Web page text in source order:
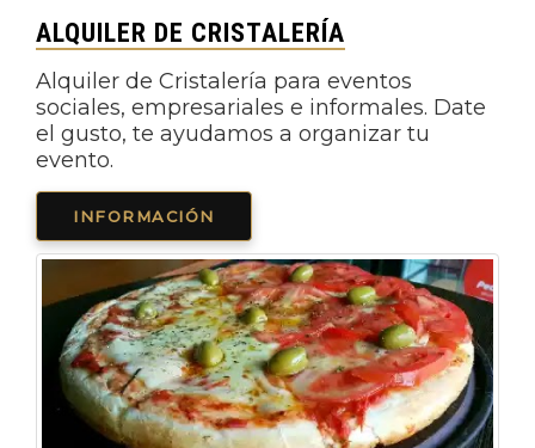
ALQUILER DE CRISTALERÍA
Alquiler de Cristalería para eventos
sociales, empresariales e informales. Date
el gusto, te ayudamos a organizar tu
evento.
INFORMACIÓN